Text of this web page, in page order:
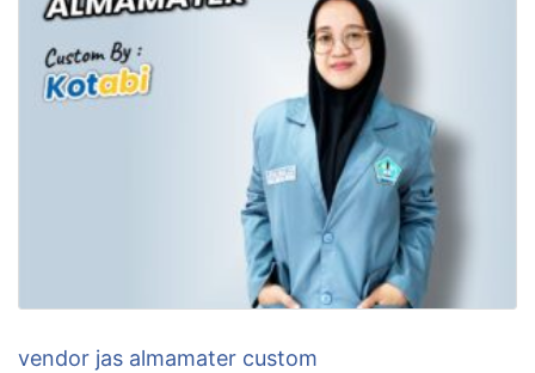
vendor jas almamater custom